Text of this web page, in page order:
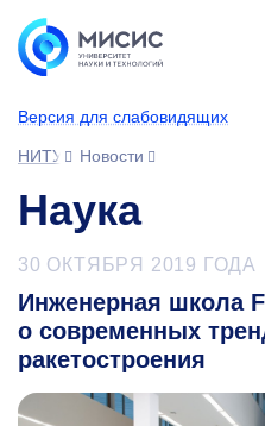
Версия для слабовидящих
НИТУ МИСИС
Новости
Наука
30 ОКТЯБРЯ 2019 ГОДА
Инженерная школа
о современных
ракетостроения